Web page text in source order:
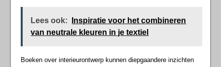
Lees ook:
Inspiratie voor het combineren
van neutrale kleuren in je textiel
Boeken over interieurontwerp kunnen diepgaandere inzichten